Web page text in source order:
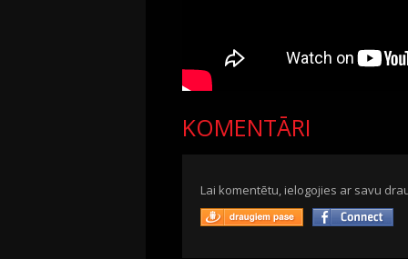
KOMENTĀRI
Lai komentētu, ielogojies ar savu